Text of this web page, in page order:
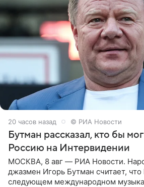
20 часов назад © РИА Новости
Бутман рассказал, кто бы
Россию на Интервидении
МОСКВА, 8 авг — РИА Новости.
джазмен Игорь Бутман считает,
следующем международном